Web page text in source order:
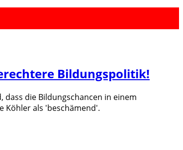
Bildungspolitik!
die Bildungschancen in einem
Köhler als 'beschämend'.